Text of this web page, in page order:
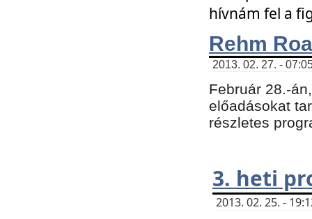
hívnám fel a
Rehm
2013. 02. 27. -
Február 28.-
előadásokat
részletes
3. heti
2013. 02. 25. -